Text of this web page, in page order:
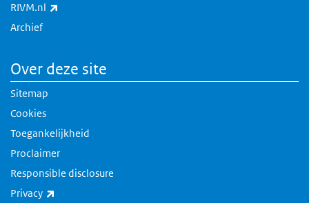
RIVM.nl
Archief
Over deze site
Sitemap
Cookies
Toegankelijkheid
Proclaimer
Responsible disclosure
Privacy